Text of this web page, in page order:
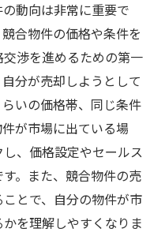
ータ
方法
ントの活用
略の立案
プ
に成功させる価格交
動向は非常に重要で
合物件の価格や条件を
渉を進めるための第一
分が売却しようとして
いの価格帯、同じ条件
が市場に出ている場
、価格設定やセールス
。また、競合物件の売
とで、自分の物件が市
を理解しやすくなりま